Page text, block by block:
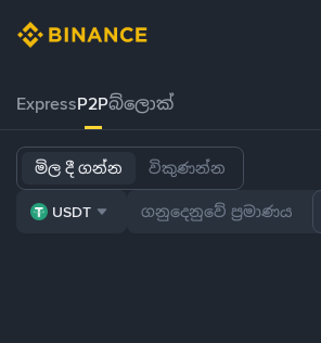
ExpressP2Pබ්ලොක්
මිල දී ගන්න විකුණන්න
USDT